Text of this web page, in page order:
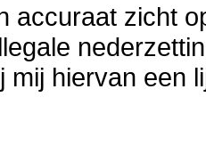
accuraat zicht
mij hiervan een